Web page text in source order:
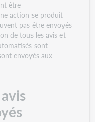
être
action se produit
pas être envoyés
de tous les avis et
sont
envoyés aux